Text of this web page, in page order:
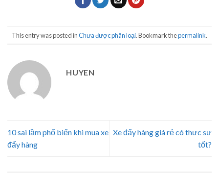
This entry was posted inChưa được phân loại. Bookmark thepermalink.
HUYEN
10 sai lầm phổ biến khi mua xe
đẩy hàng
Xe đẩy hàng giá rẻ có thực sự
tốt?